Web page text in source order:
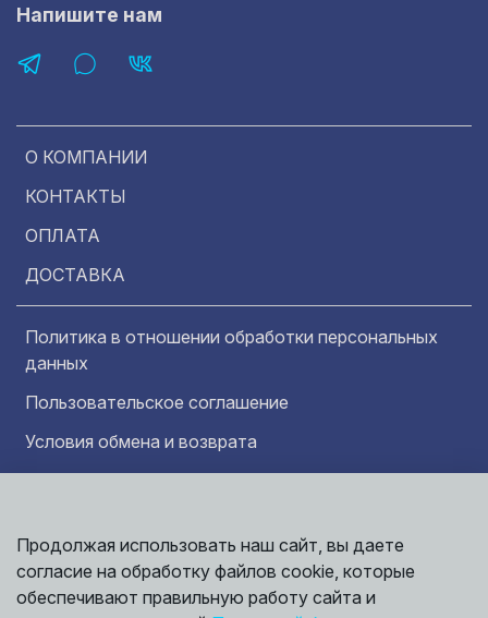
О КОМПАНИИ
КОНТАКТЫ
ОПЛАТА
ДОСТАВКА
Политика в отношении обработки персональных
данных
Пользовательское соглашение
Условия обмена и возврата
Напишите нам
Информация представленная на сайте
носит исключительно ознакомительный
характер и ни при каких условиях не может
считаться публичной офертой. Точные
Продолжая использовать наш сайт, вы даете
согласие на обработку файлов cookie, которые
обеспечивают правильную работу сайта и